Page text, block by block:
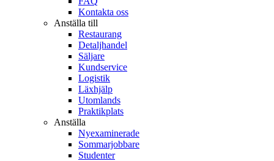
Kontakta oss
Anställa till
Restaurang
Detaljhandel
Säljare
Kundservice
Logistik
Läxhjälp
Utomlands
Praktikplats
Anställa
Nyexaminerade
Sommarjobbare
Studenter